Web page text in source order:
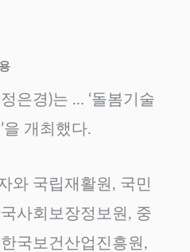
은경)는 … ‘돌봄기술
을 개최했다.
와 국립재활원, 국민
사회보장정보원, 중
국보건산업진흥원,